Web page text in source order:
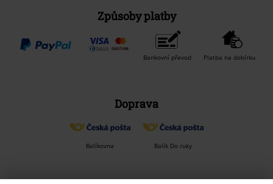
Způsoby platby
Bankovní převod Platba na dobírku
Doprava
Balíkovna Balík Do ruky